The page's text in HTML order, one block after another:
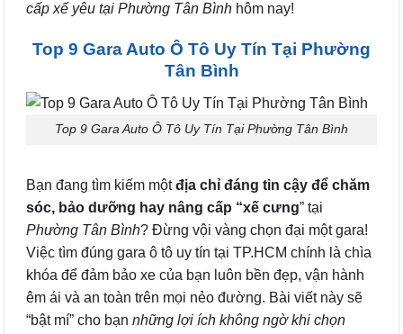
cấp xế yêu tại Phường Tân Bình hôm nay!
Top 9 Gara Auto Ô Tô Uy Tín Tại Phường
Tân Bình
Top 9 Gara Auto Ô Tô Uy Tín Tại Phường Tân Bình
Bạn đang tìm kiếm mộtđịa chỉ đáng tin cậy để chăm
sóc, bảo dưỡng hay nâng cấp “xế cưng” tại
Phường Tân Bình? Đừng vội vàng chọn đại một gara!
Việc tìm đúng gara ô tô uy tín tại TP.HCM chính là chìa
khóa để đảm bảo xe của bạn luôn bền đẹp, vận hành
êm ái và an toàn trên mọi nẻo đường. Bài viết này sẽ
“bật mí” cho bạn những lợi ích không ngờ khi chọn